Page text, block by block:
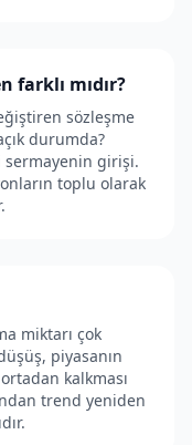
farklı mıdır?
sözleşme
durumda?
sermayenin girişi.
toplu olarak
miktarı çok
piyasanın
kalkması
trend yeniden